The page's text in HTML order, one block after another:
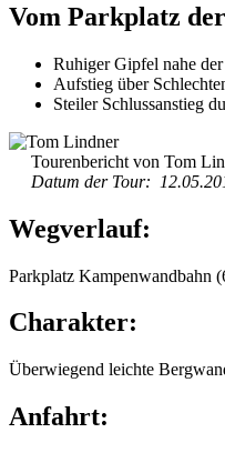
Vom Parkplatz
Ruhiger Gipfel nahe
Aufstieg über
Steiler Schlussanstieg
Tourenbericht von Tom
Datum der Tour:
Wegverlauf:
Parkplatz Kampenwandbahn
Charakter:
Überwiegend leichte
Anfahrt: